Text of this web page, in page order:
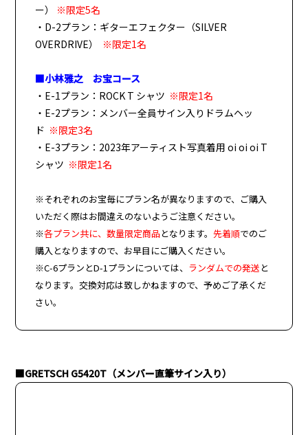
ー） ※限定5名
・D-2プラン：ギターエフェクター（SILVER
OVERDRIVE） ※限定1名
■小林雅之 お宝コース
・E-1プラン：ROCK T シャツ ※限定1名
・E-2プラン：メンバー全員サイン入りドラムヘッ
ド ※限定3名
・E-3プラン：2023年アーティスト写真着用 oi oi oi T
シャツ ※限定1名
※それぞれのお宝毎にプラン名が異なりますので、ご購入
いただく際はお間違えのないようご注意ください。
※各プラン共に、数量限定商品となります。先着順でのご
購入となりますので、お早目にご購入ください。
※C-6プランとD-1プランについては、 ランダムでの発送 と
なります。交換対応は致しかねますので、予めご了承くだ
さい。
■GRETSCH G5420T（メンバー直筆サイン入り）